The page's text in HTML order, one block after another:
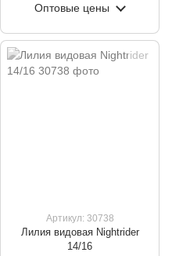
Оптовые цены
Артикул: 30738
Лилия видовая Nightrider
14/16